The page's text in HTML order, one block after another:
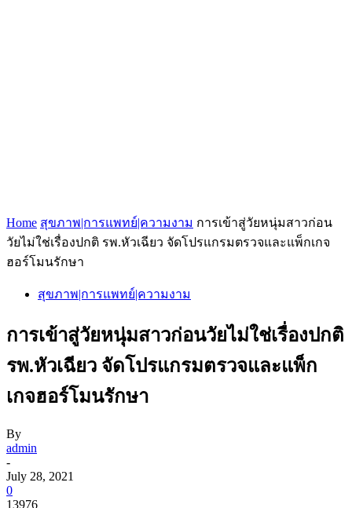
Home สุขภาพ|การแพทย์|ความงาม การเข้าสู่วัยหนุ่มสาวก่อน
วัยไม่ใช่เรื่องปกติ รพ.หัวเฉียว จัดโปรแกรมตรวจและแพ็กเกจ
ฮอร์โมนรักษา
สุขภาพ|การแพทย์|ความงาม
การเข้าสู่วัยหนุ่มสาวก่อนวัยไม่ใช่เรื่องปกติ
รพ.หัวเฉียว จัดโปรแกรมตรวจและแพ็ก
เกจฮอร์โมนรักษา
By
admin
-
July 28, 2021
0
13976